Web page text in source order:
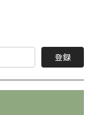
登録